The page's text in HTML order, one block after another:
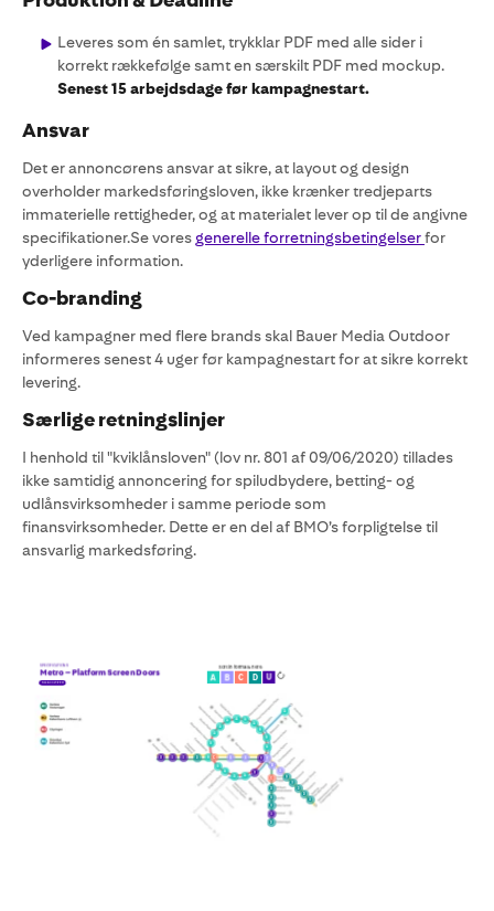
Leveres som én samlet, trykklar PDF med alle sider i
korrekt rækkefølge samt en særskilt PDF med mockup.
Senest 15 arbejdsdage før kampagnestart.
Ansvar
Det er annoncørens ansvar at sikre, at layout og design
overholder markedsføringsloven, ikke krænker tredjeparts
immaterielle rettigheder, og at materialet lever op til de angivne
specifikationer.Se voresgenerelle forretningsbetingelserfor
yderligere information.
Co-branding
Ved kampagner med flere brands skal Bauer Media Outdoor
informeres senest 4 uger før kampagnestart for at sikre korrekt
levering.
Særlige retningslinjer
I henhold til "kviklånsloven" (lov nr. 801 af 09/06/2020) tillades
ikke samtidig annoncering for spiludbydere, betting- og
udlånsvirksomheder i samme periode som
finansvirksomheder. Dette er en del af BMO’s forpligtelse til
ansvarlig markedsføring.